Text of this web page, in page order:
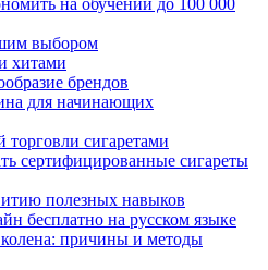
на обучении до 100 000
выбором
хитами
брендов
для начинающих
сигаретами
сертифицированные сигареты
полезных навыков
бесплатно на русском языке
причины и методы